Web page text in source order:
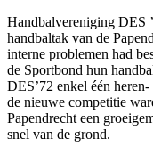
Handbalvereniging DES
handbaltak van de
interne problemen had
de Sportbond hun
DES’72 enkel één
de nieuwe competitie
Papendrecht een
snel van de grond.